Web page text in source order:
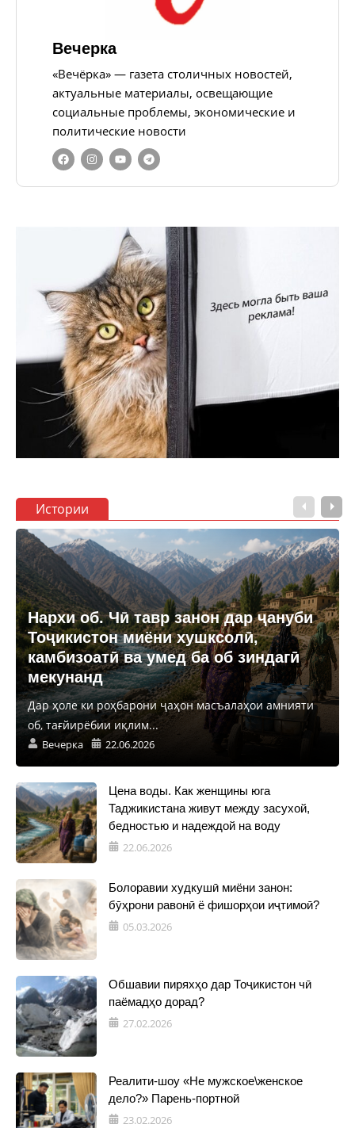
Вечерка
«Вечёрка» — газета столичных новостей,
актуальные материалы, освещающие
социальные проблемы, экономические и
политические новости
Истории
Нархи об. Чӣ тавр занон дар ҷануби
Тоҷикистон миёни хушксолӣ,
камбизоатӣ ва умед ба об зиндагӣ
мекунанд
Дар ҳоле ки роҳбарони ҷаҳон масъалаҳои амнияти
об, тағйирёбии иқлим...
Вечерка 22.06.2026
Цена воды. Как женщины юга
Таджикистана живут между засухой,
бедностью и надеждой на воду
22.06.2026
Болоравии худкушӣ миёни занон:
бӯҳрони равонӣ ё фишорҳои иҷтимоӣ?
05.03.2026
Обшавии пиряхҳо дар Тоҷикистон чӣ
паёмадҳо дорад?
27.02.2026
Реалити-шоу «Не мужское\женское
дело?» Парень-портной
23.02.2026